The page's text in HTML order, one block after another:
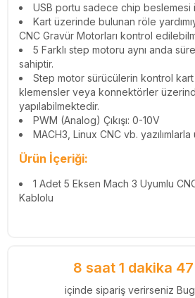
USB portu sadece chip beslemesi
Kart üzerinde bulunan röle
CNC Gravür Motorları kontrol
5 Farklı step motoru aynı anda
sahiptir.
Step motor sürücülerin kontrol
klemensler veya konnektörler
yapılabilmektedir.
PWM (Analog) Çıkışı: 0-10V
MACH3, Linux CNC vb. yazılımlarla
Ürün İçeriği:
1 Adet 5 Eksen Mach 3 Uyumlu
Kablolu
8 saat 1 dakika
içinde sipariş verirseniz